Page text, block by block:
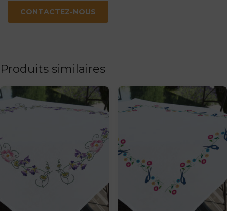
CONTACTEZ-NOUS
Produits similaires